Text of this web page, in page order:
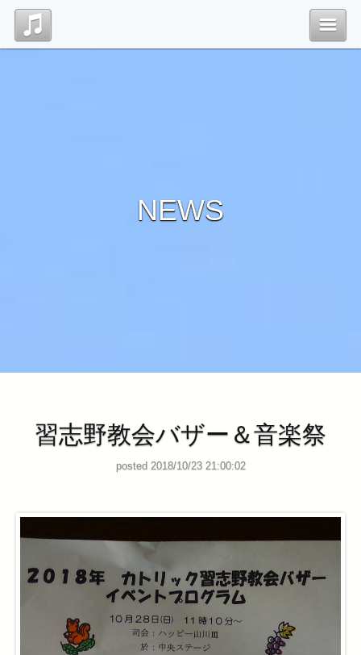
管理ページ
NEWS
習志野教会バザー＆音楽祭
posted 2018/10/23 21:00:02